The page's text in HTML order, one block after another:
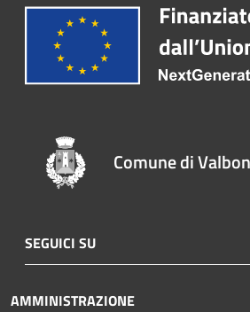
Comune di
SEGUICI SU
AMMINISTRAZIONE